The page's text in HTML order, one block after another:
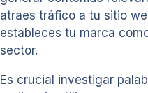
atraes tráfico a tu sitio
estableces tu marca
sector.
Es crucial investigar